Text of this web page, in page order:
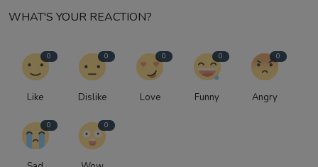
WHAT'S YOUR REACTION?
0
Like
0
Dislike
0
Love
0
Funny
0
Angry
0 0